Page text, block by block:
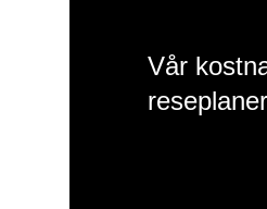
Vår